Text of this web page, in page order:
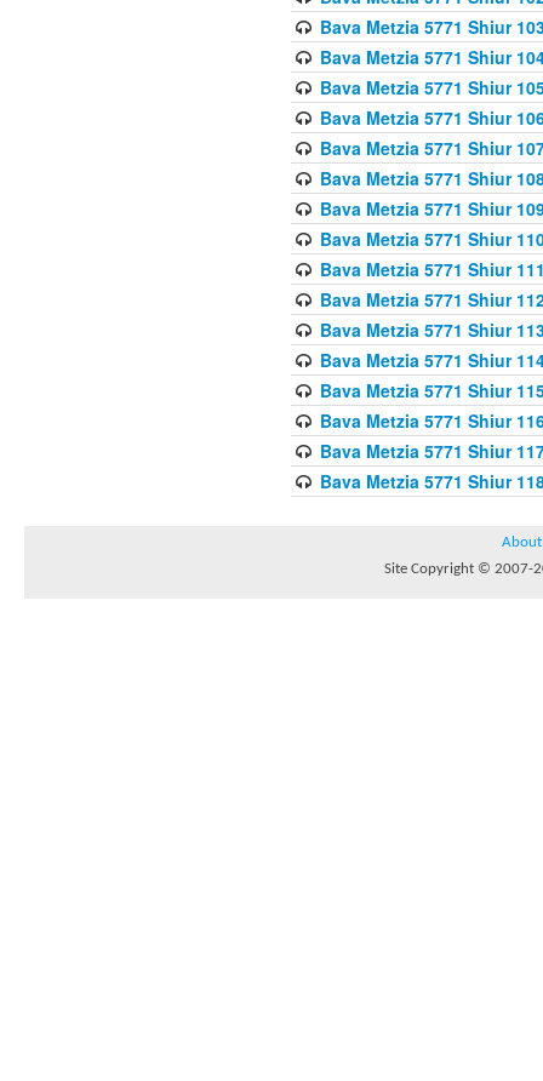
Bava Metzia 5771 Shiur
Bava Metzia 5771 Shiur
Bava Metzia 5771 Shiur
Bava Metzia 5771 Shiur
Bava Metzia 5771 Shiur
Bava Metzia 5771 Shiur
Bava Metzia 5771 Shiur
Bava Metzia 5771 Shiur
Bava Metzia 5771 Shiur
Bava Metzia 5771 Shiur
Bava Metzia 5771 Shiur
Bava Metzia 5771 Shiur
Bava Metzia 5771 Shiur
Bava Metzia 5771 Shiur
Bava Metzia 5771 Shiur
Bava Metzia 5771 Shiur
About
Site Copyright © 2007-